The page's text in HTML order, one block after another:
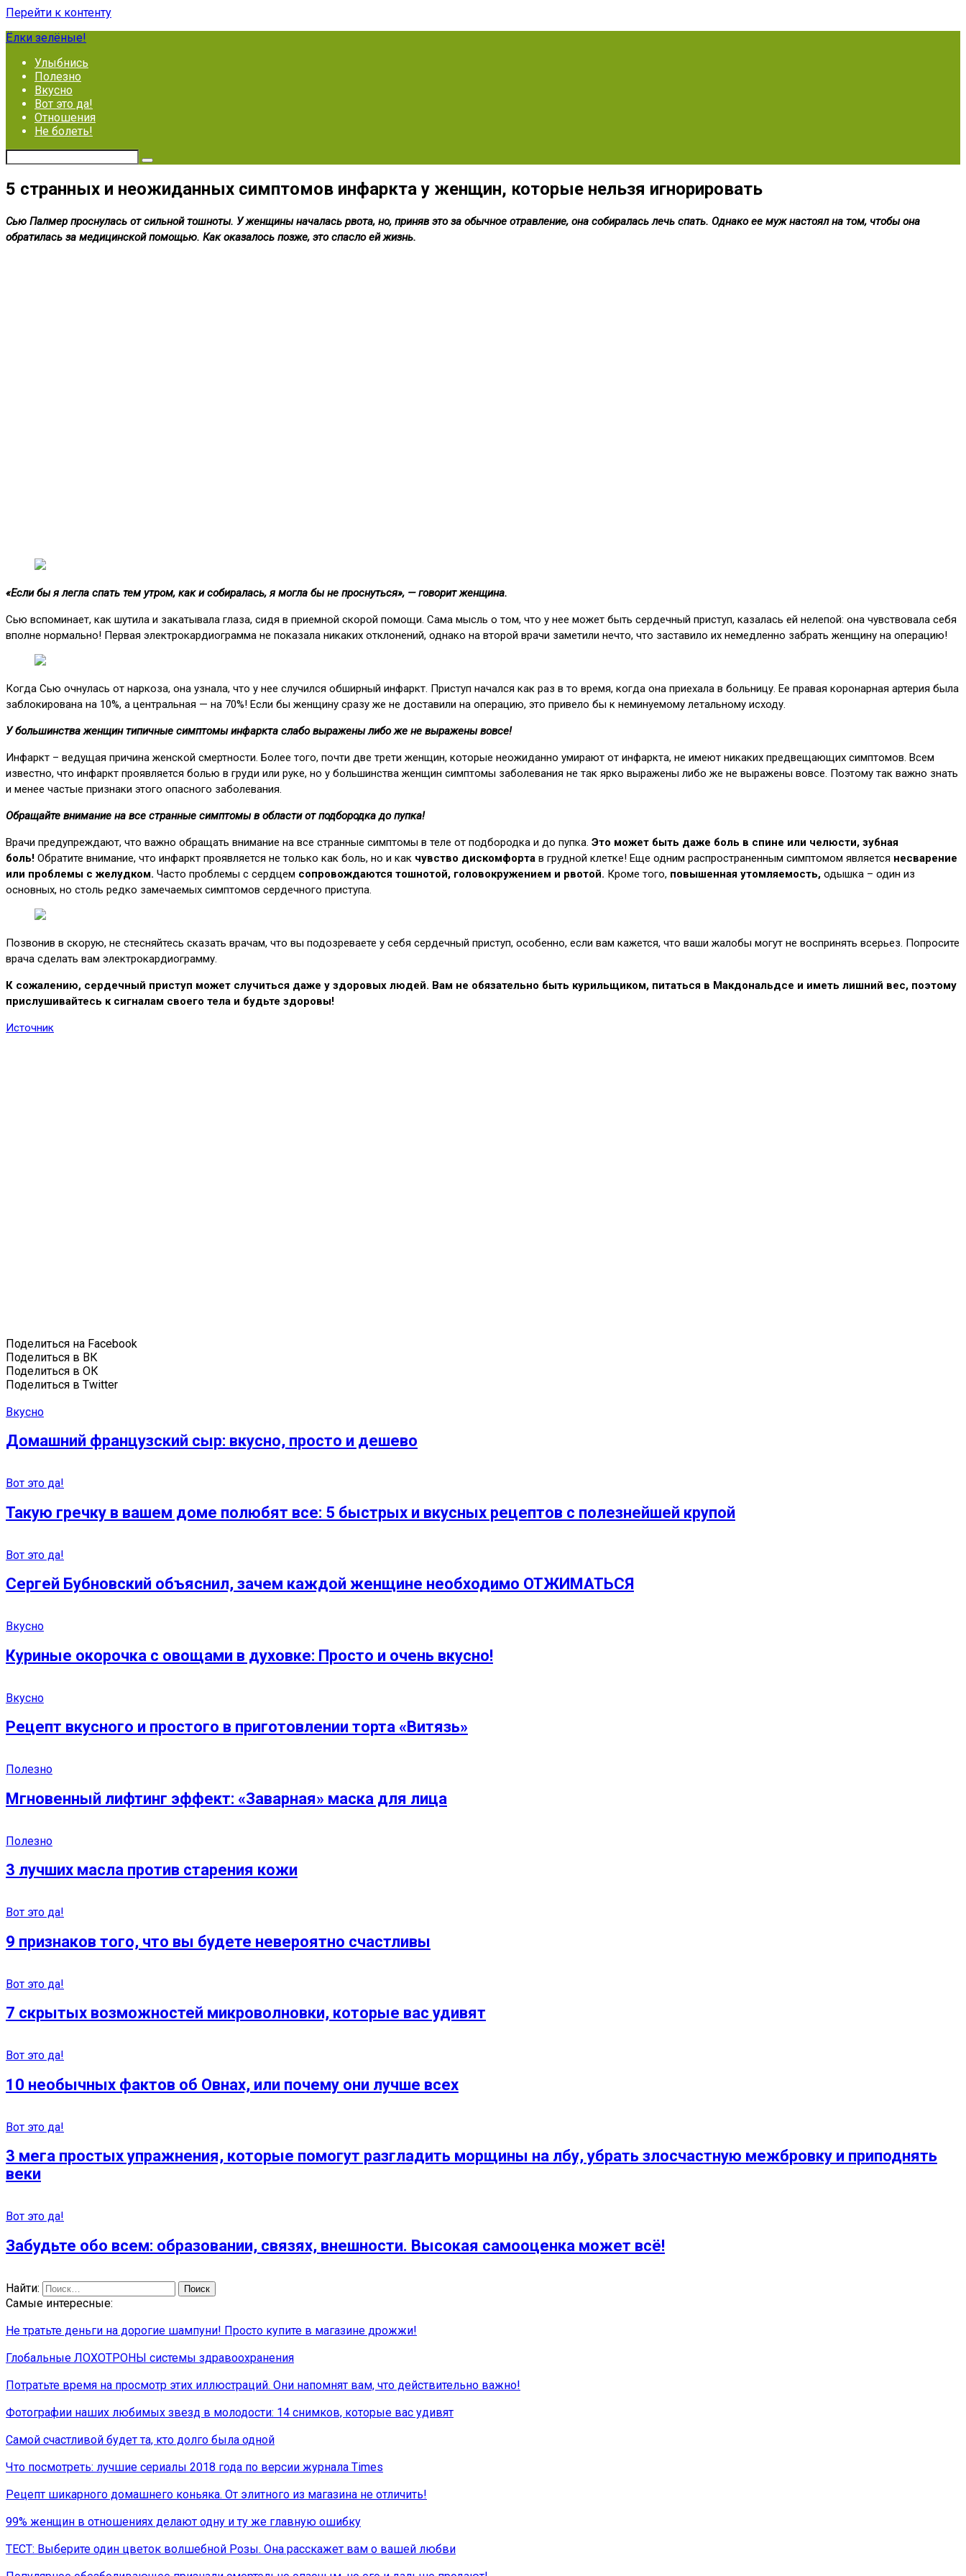
Перейти к контенту
Ёлки зелёные!
Улыбнись
Полезно
Вкусно
Вот это да!
Отношения
Не болеть!
5 странных и неожиданных симптомов инфаркта у женщин, которые нельзя игнорировать
Сью Палмер проснулась от сильной тошноты. У женщины началась рвота, но, приняв это за обычное отравление, она собиралась лечь спать. Однако ее муж настоял на том, чтобы она
обратилась за медицинской помощью. Как оказалось позже, это спасло ей жизнь.
«Если бы я легла спать тем утром, как и собиралась, я могла бы не проснуться», — говорит женщина.
Сью вспоминает, как шутила и закатывала глаза, сидя в приемной скорой помощи. Сама мысль о том, что у нее может быть сердечный приступ, казалась ей нелепой: она чувствовала себя
вполне нормально! Первая электрокардиограмма не показала никаких отклонений, однако на второй врачи заметили нечто, что заставило их немедленно забрать женщину на операцию!
Когда Сью очнулась от наркоза, она узнала, что у нее случился обширный инфаркт. Приступ начался как раз в то время, когда она приехала в больницу. Ее правая коронарная артерия была
заблокирована на 10%, а центральная — на 70%! Если бы женщину сразу же не доставили на операцию, это привело бы к неминуемому летальному исходу.
У большинства женщин типичные симптомы инфаркта слабо выражены либо же не выражены вовсе!
Инфаркт – ведущая причина женской смертности. Более того, почти две трети женщин, которые неожиданно умирают от инфаркта, не имеют никаких предвещающих симптомов. Всем
известно, что инфаркт проявляется болью в груди или руке, но у большинства женщин симптомы заболевания не так ярко выражены либо же не выражены вовсе. Поэтому так важно знать
и менее частые признаки этого опасного заболевания.
Обращайте внимание на все странные симптомы в области от подбородка до пупка!
Врачи предупреждают, что важно обращать внимание на все странные симптомы в теле от подбородка и до пупка. Это может быть даже боль в спине или челюсти, зубная
боль! Обратите внимание, что инфаркт проявляется не только как боль, но и как чувство дискомфорта в грудной клетке! Еще одним распространенным симптомом является несварение
или проблемы с желудком. Часто проблемы с сердцем сопровождаются тошнотой, головокружением и рвотой. Кроме того, повышенная утомляемость, одышка – один из
основных, но столь редко замечаемых симптомов сердечного приступа.
Позвонив в скорую, не стесняйтесь сказать врачам, что вы подозреваете у себя сердечный приступ, особенно, если вам кажется, что ваши жалобы могут не воспринять всерьез. Попросите
врача сделать вам электрокардиограмму.
К сожалению, сердечный приступ может случиться даже у здоровых людей. Вам не обязательно быть курильщиком, питаться в Макдональдсе и иметь лишний вес, поэтому
прислушивайтесь к сигналам своего тела и будьте здоровы!
Источник
Поделиться на Facebook
Поделиться в ВК
Поделиться в ОК
Поделиться в Twitter
Вкусно
Домашний французский сыр: вкусно, просто и дешево
Вот это да!
Такую гречку в вашем доме полюбят все: 5 быстрых и вкусных рецептов с полезнейшей крупой
Вот это да!
Сергей Бубновский объяснил, зачем каждой женщине необходимо ОТЖИМАТЬСЯ
Вкусно
Куриные окорочка с овощами в духовке: Просто и очень вкусно!
Вкусно
Рецепт вкусного и простого в приготовлении торта «Витязь»
Полезно
Мгновенный лифтинг эффект: «Заварная» маска для лица
Полезно
3 лучших масла против старения кожи
Вот это да!
9 признаков того, что вы будете невероятно счастливы
Вот это да!
7 скрытых возможностей микроволновки, которые вас удивят
Вот это да!
10 необычных фактов об Овнах, или почему они лучше всех
Вот это да!
3 мега простых упражнения, которые помогут разгладить морщины на лбу, убрать злосчастную межбровку и приподнять
веки
Вот это да!
Забудьте обо всем: образовании, связях, внешности. Высокая самооценка может всё!
Найти:
Самые интересные:
Не тратьте деньги на дорогие шампуни! Просто купите в магазине дрожжи!
Глобальные ЛОХОТРОНЫ системы здравоохранения
Потратьте время на просмотр этих иллюстраций. Они напомнят вам, что действительно важно!
Фотографии наших любимых звезд в молодости: 14 снимков, которые вас удивят
Самой счастливой будет та, кто долго была одной
Что посмотреть: лучшие сериалы 2018 года по версии журнала Times
Рецепт шикарного домашнего коньяка. От элитного из магазина не отличить!
99% женщин в отношениях делают одну и ту же главную ошибку
ТЕСТ: Выберите один цветок волшебной Розы. Она расскажет вам о вашей любви